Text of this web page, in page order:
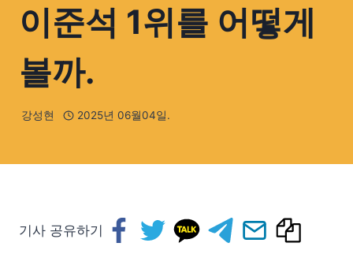
이준석 1위를 어떻게
볼까.
강성현 2025년 06월04일.
기사 공유하기